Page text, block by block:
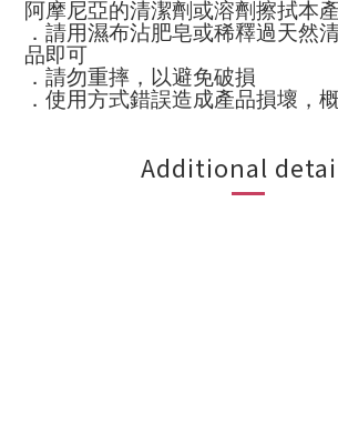
阿摩尼亞的清潔劑或溶劑擦拭本
．請用濕布沾肥皂或稀釋過天然
品即可
．請勿重摔，以避免破損
．使用方式錯誤造成產品損壞，
Additional